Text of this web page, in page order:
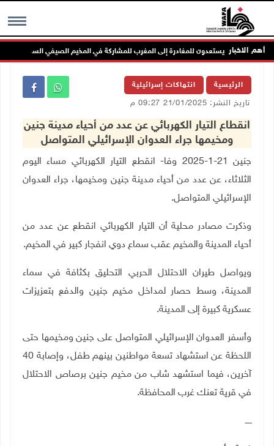
MENU أهم الاخبار
الرئيسية انتهاكات إسرائيلية
تاريخ النشر: 21/01/2025 09:27 م
انقطاع التيار الكهربائي عن عدد من أحياء مدينة جنين
ومخيمها جراء العدوان الإسرائيلي المتواصل
جنين 21-1-2025 وفا- انقطع التيار الكهربائي مساء اليوم
الثلاثاء، عن عدد من أحياء مدينة جنين ومخيمها، جراء العدوان
الإسرائيلي المتواصل.
وذكرت مصادر محلية أن التيار الكهربائي انقطع عن عدد من
أحياء المدينة والمخيم عقب سماع دوي انفجار كبير في المخيم.
ويواصل طيران الاحتلال الحربي التحليق بكثافة في سماء
المدينة، وسط حصار لمداخل مخيم جنين والدفع بتعزيزات
عسكرية كبيرة إلى المدينة.
وأسفر العدوان الإسرائيلي المتواصل على جنين ومخيمها حتى
اللحظة عن استشهاد تسعة مواطنين بينهم طفل، وإصابة 40
آخرين، فيما استشهد شاب من مخيم جنين برصاص الاحتلال
في قرية تعنك غرب المحافظة.
ـــــ